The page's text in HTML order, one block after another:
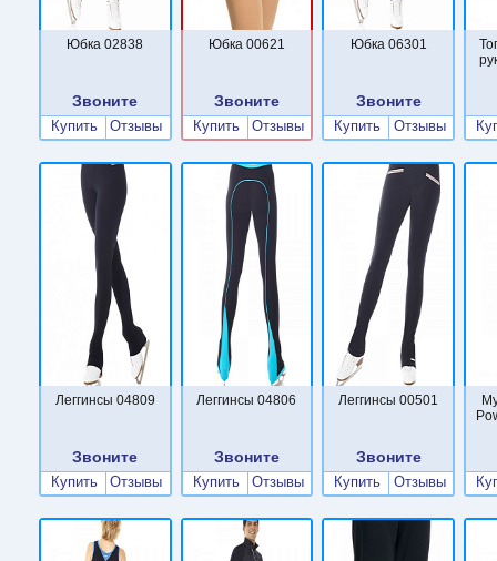
Юбка 02838
Звоните
Купить Отзывы
Юбка 00621
Звоните
Купить Отзывы
Юбка 06301
Звоните
Купить Отзывы
Леггинсы 04809
Звоните
Купить Отзывы
Леггинсы 04806
Звоните
Купить Отзывы
Леггинсы 00501
Звоните
Купить Отзывы